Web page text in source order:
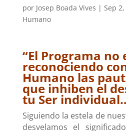
por Josep Boada Vives | Sep 2,
Humano
“El Programa no
reconociendo
Humano las
que inhiben el
tu Ser
Siguiendo la estela de
desvelamos el